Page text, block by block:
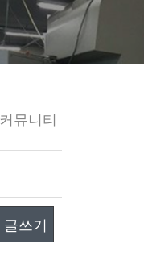
커뮤니티
글쓰기